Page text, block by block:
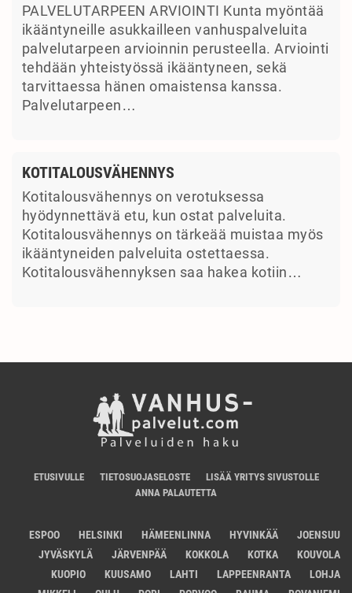
PALVELUTARPEEN ARVIOINTI Kunta myöntää
ikääntyneille asukkailleen vanhuspalveluita
palvelutarpeen arvioinnin perusteella. Arviointi
tehdään yhteistyössä ikääntyneen, sekä
tarvittaessa hänen omaistensa kanssa.
Palvelutarpeen…
KOTITALOUSVÄHENNYS
Kotitalousvähennys on verotuksessa
hyödynnettävä etu, kun ostat palveluita.
Kotitalousvähennys on tärkeää muistaa myös
ikääntyneiden palveluita ostettaessa.
Kotitalousvähennyksen saa hakea kotiin…
ETUSIVULLE TIETOSUOJASELOSTE
LISÄÄ YRITYS SIVUSTOLLE
ANNA PALAUTETTA
ESPOO HELSINKI HÄMEENLINNA HYVINKÄÄ
JOENSUU
JYVÄSKYLÄ
JÄRVENPÄÄ KOKKOLA KOTKA
KOUVOLA
KUOPIO
KUUSAMO LAHTI LAPPEENRANTA
LOHJA